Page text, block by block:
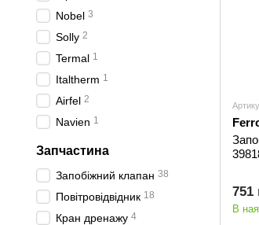
751
В
Nobel 3
Solly 2
Termal 1
Italtherm 1
Airfel 2
Navien 1
Запчастина
Запобіжний клапан 38
Повітровідвідник 18
Кран дренажу 4